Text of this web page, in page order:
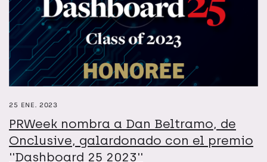
25 ENE. 2023
PRWeek nombra a Dan Beltramo, de
Onclusive, galardonado con el premio
''Dashboard 25 2023''